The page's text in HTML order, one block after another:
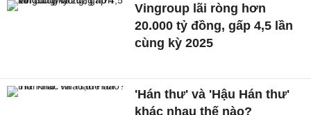
Vingroup lãi ròng hơn
20.000 tỷ đồng, gấp 4,5 lần
cùng kỳ 2025
'Hán thư' và 'Hậu Hán thư'
khác nhau thế nào?